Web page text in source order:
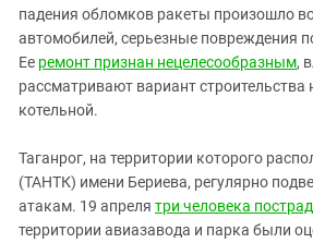
падения обломков ракеты произошло
автомобилей, серьезные повреждения
Ее ремонт признан нецелесообразным,
рассматривают вариант строительства
котельной.
Таганрог, на территории которого
(ТАНТК) имени Бериева, регулярно
атакам. 19 апреля три человека
территории авиазавода и парка были